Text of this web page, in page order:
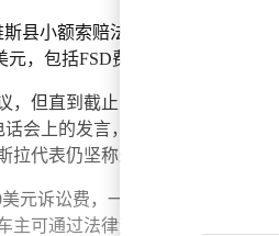
县小额索赔法院提起诉讼。特
，包括FSD费用、税费及诉讼费。
，但直到截止日仍未回应。五天
会上的发言，马斯克承认HW3
代表仍坚称未违反合同，车辆已
元诉讼费，一旦获批，得州执
可通过法律途径维护权益，而他